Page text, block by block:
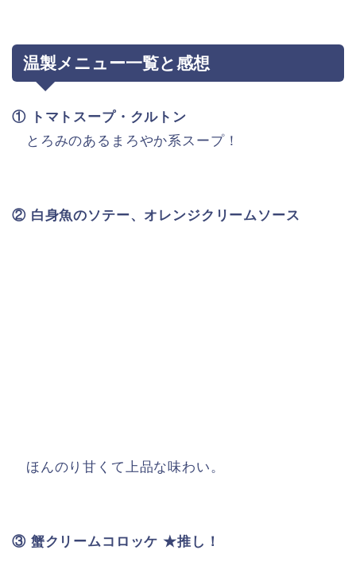
温製メニュー一覧と感想
① トマトスープ・クルトン
とろみのあるまろやか系スープ！
② 白身魚のソテー、オレンジクリームソース
ほんのり甘くて上品な味わい。
③ 蟹クリームコロッケ ★推し！